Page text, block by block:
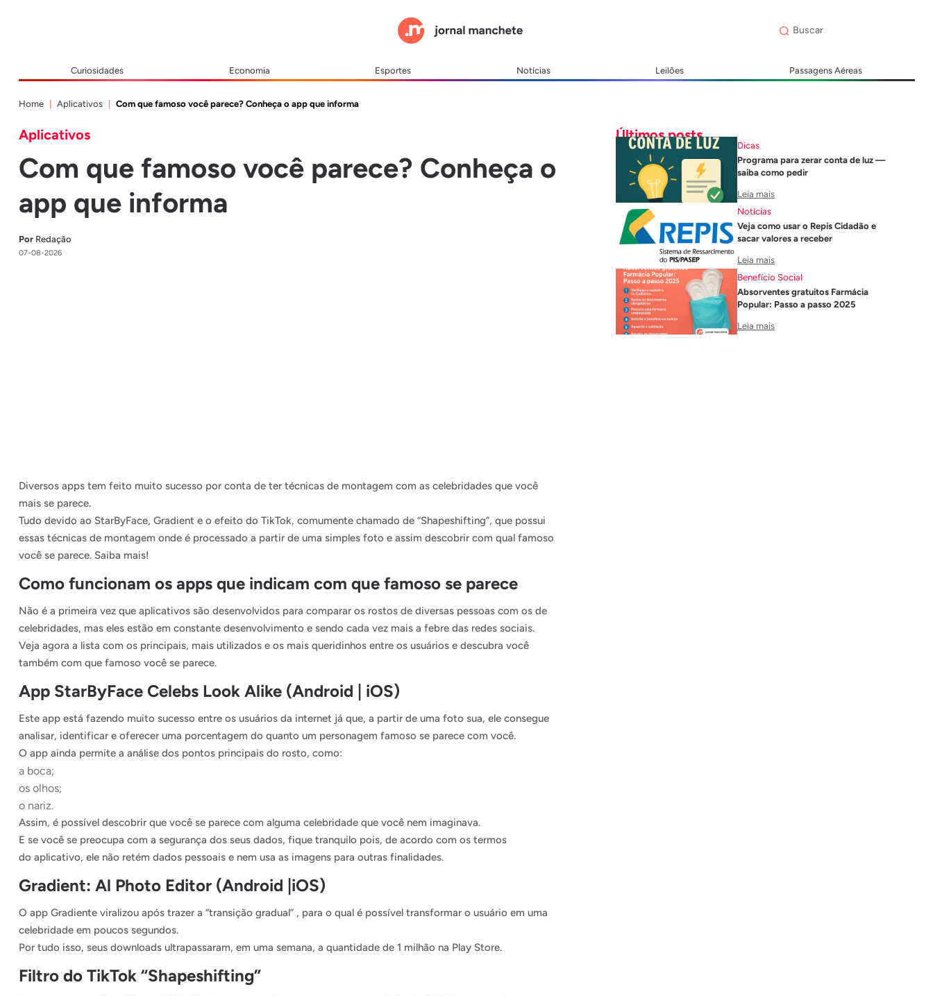
Curiosidades Economia Esportes Notícias Leilões Passagens Aéreas
Home Aplicativos Com que famoso você parece? Conheça o app que informa
Aplicativos
Com que famoso você parece? Conheça o
app que informa
PorRedação
07-08-2026
Diversos apps tem feito muito sucesso por conta de ter técnicas de montagem com as celebridades que você
mais se parece.
Tudo devido ao StarByFace, Gradient e o efeito do TikTok, comumente chamado de “Shapeshifting”, que possui
essas técnicas de montagem onde é processado a partir de uma simples foto e assim descobrir com qual famoso
você se parece. Saiba mais!
Como funcionam os apps que indicam com que famoso se parece
Não é a primeira vez que aplicativos são desenvolvidos para comparar os rostos de diversas pessoas com os de
celebridades, mas eles estão em constante desenvolvimento e sendo cada vez mais a febre das redes sociais.
Veja agora a lista com os principais, mais utilizados e os mais queridinhos entre os usuários e descubra você
também com que famoso você se parece.
App StarByFace Celebs Look Alike (Android | iOS)
Este app está fazendo muito sucesso entre os usuários da internet já que, a partir de uma foto sua, ele consegue
analisar, identificar e oferecer uma porcentagem do quanto um personagem famoso se parece com você.
O app ainda permite a análise dos pontos principais do rosto, como:
a boca;
os olhos;
o nariz.
Assim, é possível descobrir que você se parece com alguma celebridade que você nem imaginava.
E se você se preocupa com a segurança dos seus dados, fique tranquilo pois, de acordo com os termos
do aplicativo, ele não retém dados pessoais e nem usa as imagens para outras finalidades.
Gradient: Al Photo Editor (Android |iOS)
O app Gradiente viralizou após trazer a “transição gradual” , para o qual é possível transformar o usuário em uma
celebridade em poucos segundos.
Por tudo isso, seus downloads ultrapassaram, em uma semana, a quantidade de 1 milhão na Play Store.
Filtro do TikTok “Shapeshifting”
Últimos posts
Dicas
Programa para zerar conta de luz —
saiba como pedir
Leia mais
Notícias
Veja como usar o Repis Cidadão e
sacar valores a receber
Leia mais
Benefício Social
Absorventes gratuitos Farmácia
Popular: Passo a passo 2025
Leia mais